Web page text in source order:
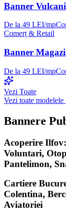
Banner
De la 49 LEI/mp
Comerț & Retail
Banner
De la 49 LEI/mp
Vezi Toate
Vezi toate modelele
Bannere
Acoperire
Voluntari,
Pantelimon,
Cartiere
Colentina,
Aviatoriei